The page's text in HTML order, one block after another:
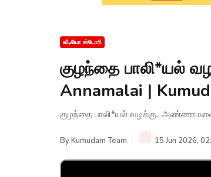
வீடியோ ஸ்டோரி
குழந்தை பாலி*யல்
Annamalai |
குழந்தை பாலி*யல் வழக்கு.. அண்ணாமலை
ByKumudam Team 15 Jun 2026,